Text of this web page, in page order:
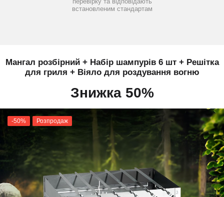
встановленим стандартам
Мангал розбірний + Набір шампурів 6 шт + Решітка
для гриля + Віяло для роздування вогню
Знижка 50%
-50% Розпродаж